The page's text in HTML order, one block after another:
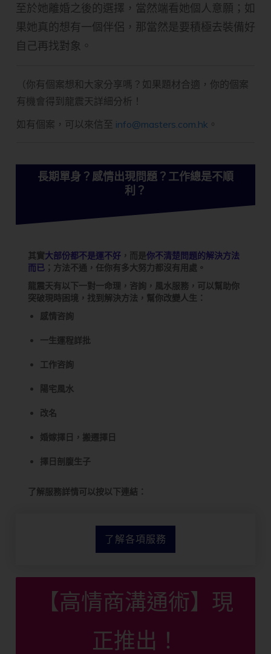
至於她離婚之後的選擇，當然端看她個人意願；如
果她真的想有一個伴侶，那當然是要積極去裝備好
自己再找對象。
（你有個案想和大家分享嗎？如果題材合適，你的個案
有機會得到龍震天詳細分析！
如有個案，可以來信至 info@masters.com.hk 。
長期單身？感情出現問題？工作總是不順
利？
其實大部份都不是運不好 ，而是你不清楚問題的解決方法
而已 ；方法不通，任你有多大努力都沒有用處。
龍震天有以下一對一命理，咨詢，風水服務，可以幫助你
突破現時困境，找到解決方法，幫你改變人生：
感情咨詢
一生運程詳批
工作咨詢
陽宅風水
改名
婚嫁擇日，搬遷擇日
擇日剖腹生子
了解服務詳情可以按以下連結：
了解各項服務
【高情商溝通術】現
正推出！